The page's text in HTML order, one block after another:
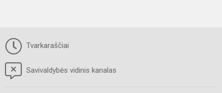
Tvarkaraščiai
Savivaldybės vidinis kanalas